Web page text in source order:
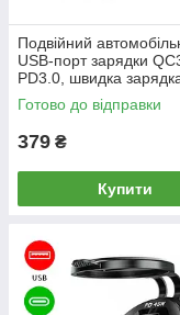
Подвійний
USB-порт зарядки
PD3.0, швидка
авто та вантажівки,
Готово до відправки
379 ₴
Купити